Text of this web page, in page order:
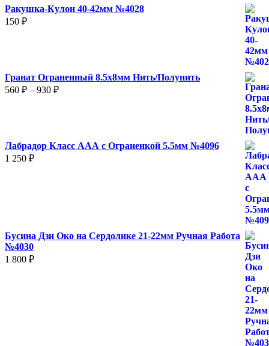
Ракушка-Кулон 40-42мм №4028
150 ₽
Гранат Ограненный 8.5х8мм Нить/Полунить
560 ₽ – 930 ₽Диапазон
Лабрадор Класс ААА с Ограненкой 5.5мм №4096
1 250 ₽
Бусина Дзи Око на Сердолике 21-22мм Ручная Работа
№4030
1 800 ₽